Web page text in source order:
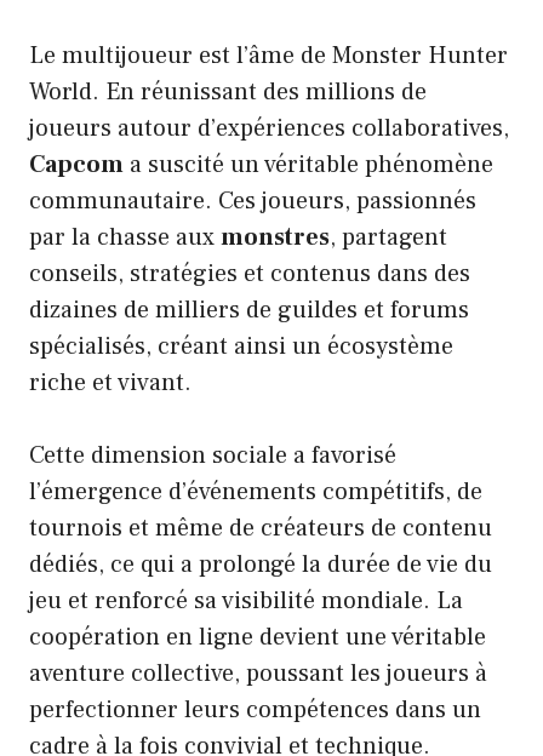
Le multijoueur est l’âme de Monster Hunter
World. En réunissant des millions de
joueurs autour d’expériences collaboratives,
Capcom a suscité un véritable phénomène
communautaire. Ces joueurs, passionnés
par la chasse auxmonstres, partagent
conseils, stratégies et contenus dans des
dizaines de milliers de guildes et forums
spécialisés, créant ainsi un écosystème
riche et vivant.
Cette dimension sociale a favorisé
l’émergence d’événements compétitifs, de
tournois et même de créateurs de contenu
dédiés, ce qui a prolongé la durée de vie du
jeu et renforcé sa visibilité mondiale. La
coopération en ligne devient une véritable
aventure collective, poussant les joueurs à
perfectionner leurs compétences dans un
cadre à la fois convivial et technique.